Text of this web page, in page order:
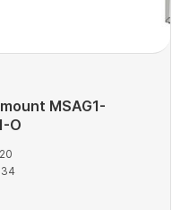
MSAG1-
O